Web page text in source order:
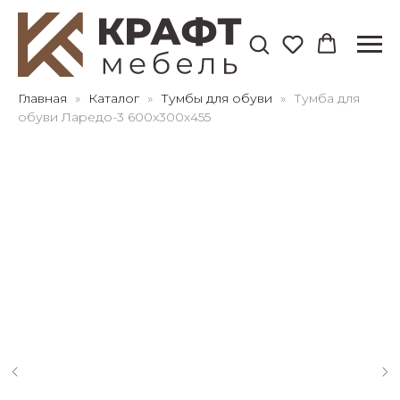
Главная Каталог Тумбы для обуви
Тумба для
обуви Ларедо-3 600х300х455